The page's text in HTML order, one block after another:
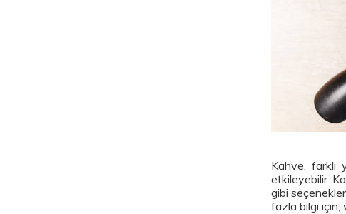
Kahve, farklı
etkileyebilir.
gibi
fazla bilgi için,